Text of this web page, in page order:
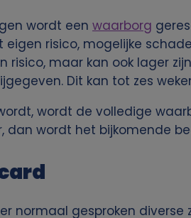
wordt een waarborg
eigen risico, mogelijke
risico, maar kan ook lager
Dit kan tot zes
wordt de volledige
dan wordt het bijkomende
normaal gesproken